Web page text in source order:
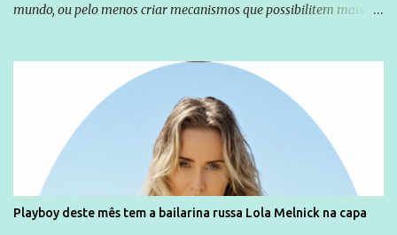
mundo, ou pelo menos criar mecanismos que possibilitem mais e
empreendedor da comunicação, que além de informação
cotidiana, corriqueira e cada vez mais preocupantes, do tipo que
você já esta acostumado a ver neste espaço, vou trabalhar a ideia
que possibilite distribuir não só informações, mas que gere de
forma consistente a riqueza do conhecimento... Exemplo: o
cidadão brasileiro não precisa só ser informado sobre operações
da Lava Jato, Reformas que podem retirar ou não direitos, ou
quem vai ser preso ou não; é preciso levar até as pessoas, do mais
Playboy deste mês tem a bailarina russa Lola Melnick na capa